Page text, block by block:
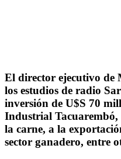
El director ejecutivo de
los estudios de radio
inversión de U$S 70
Industrial
la carne, a la
sector ganadero, entre